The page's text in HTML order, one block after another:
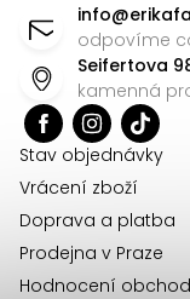
info@
odpovíme
Seifertova
kamenná
Stav objednávky
Vrácení zboží
Doprava a platba
Prodejna v Praze
Hodnocení